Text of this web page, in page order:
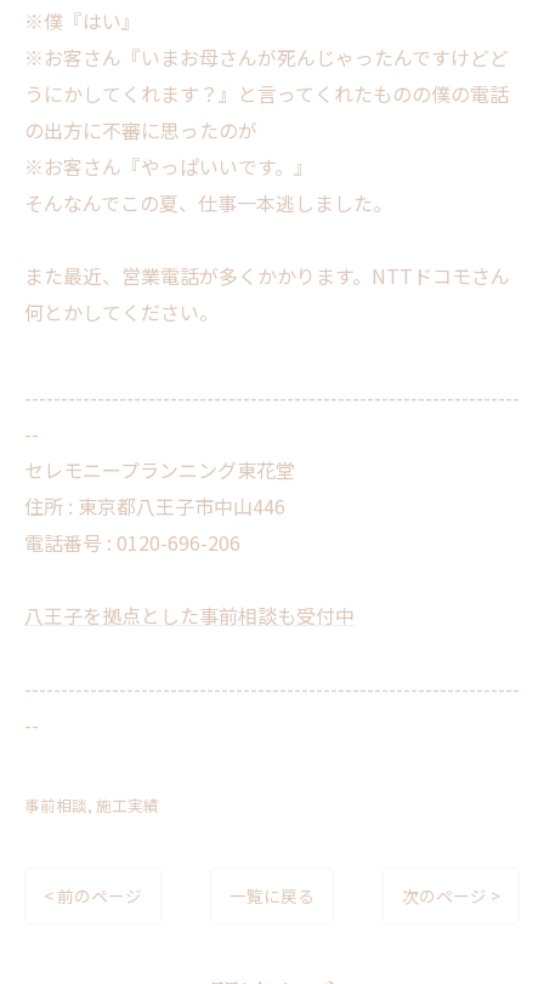
※僕『はい』
※お客さん『いまお母さんが死んじゃったんですけどど
うにかしてくれます？』と言ってくれたものの僕の電話
の出方に不審に思ったのが
※お客さん『やっぱいいです。』
そんなんでこの夏、仕事一本逃しました。
また最近、営業電話が多くかかります。NTTドコモさん
何とかしてください。
--------------------------------------------------------------------
--
セレモニープランニング東花堂
住所 : 東京都八王子市中山446
電話番号 : 0120-696-206
八王子を拠点とした事前相談も受付中
--------------------------------------------------------------------
--
事前相談 施工実績
< 前のページ 一覧に戻る 次のページ >